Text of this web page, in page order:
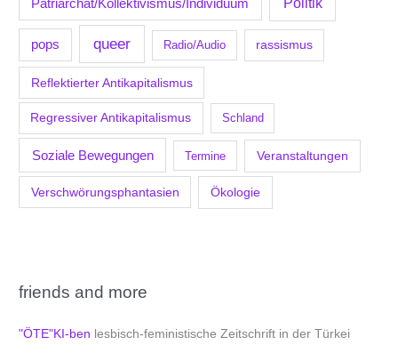
pops queer Radio/Audio rassismus
Reflektierter Antikapitalismus
Regressiver Antikapitalismus Schland
Soziale Bewegungen Termine Veranstaltungen
Verschwörungsphantasien Ökologie
friends and more
"ÖTE"KI-ben lesbisch-feministische Zeitschrift in der Türkei